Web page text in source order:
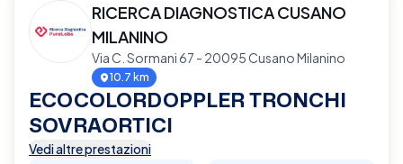
RICERCA DIAGNOSTICA CUSANO
MILANINO
Via C. Sormani 67 - 20095 Cusano Milanino
10.7 km
ECOCOLORDOPPLER TRONCHI
SOVRAORTICI
Vedi altre prestazioni